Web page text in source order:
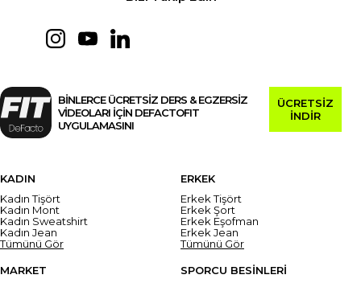
BİNLERCE ÜCRETSİZ DERS & EGZERSİZ
VİDEOLARI İÇİN DEFACTOFIT
UYGULAMASINI
ÜCRETSİZ
İNDİR
KADIN
Kadın Tişört
Kadın Mont
Kadın Sweatshirt
Kadın Jean
Tümünü Gör
ERKEK
Erkek Tişört
Erkek Şort
Erkek Eşofman
Erkek Jean
Tümünü Gör
MARKET
SPORCU BESİNLERİ